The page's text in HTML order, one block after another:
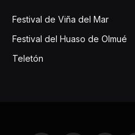
Festival de Viña del Mar
Festival del Huaso de Olmué
Teletón